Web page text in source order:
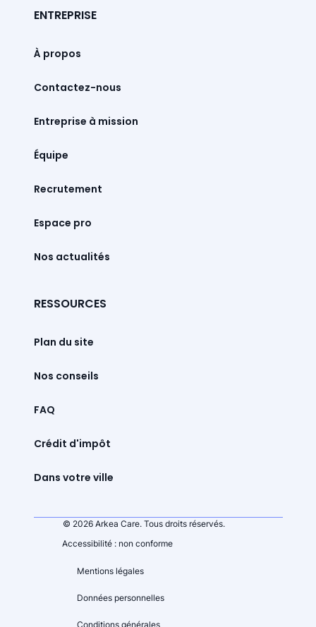
ENTREPRISE
À propos
Contactez-nous
Entreprise à mission
Équipe
Recrutement
Espace pro
Nos actualités
RESSOURCES
Plan du site
Nos conseils
FAQ
Crédit d'impôt
Dans votre ville
© 2026 Arkea Care. Tous droits réservés.
Accessibilité : non conforme
Mentions légales
Données personnelles
Conditions générales